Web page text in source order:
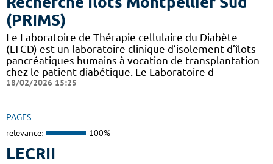
(PRIMS)
Le Laboratoire de Thérapie cellulaire du Diabète
(LTCD) est un laboratoire clinique d’isolement d’îlots
pancréatiques humains à vocation de transplantation
chez le patient diabétique. Le Laboratoire d
18/02/2026 15:25
PAGES
relevance: 100%
LECRII